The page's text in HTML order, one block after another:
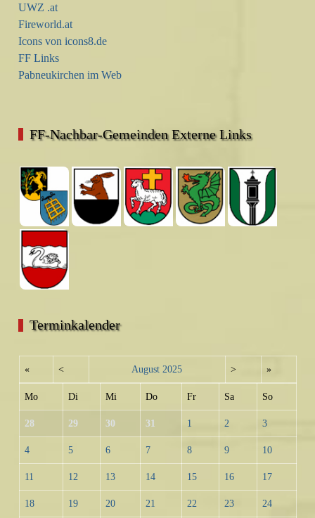
UWZ .at
Fireworld.at
Icons von icons8.de
FF Links
Pabneukirchen im Web
FF-Nachbar-Gemeinden Externe Links
Terminkalender
« < August 2025 > »
Mo Di Mi Do Fr Sa So
28 29 30 31 1 2 3
4 5 6 7 8 9 10
11 12 13 14 15 16 17
18 19 20 21 22 23 24